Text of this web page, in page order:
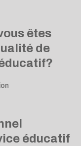
êtes
de
éducatif